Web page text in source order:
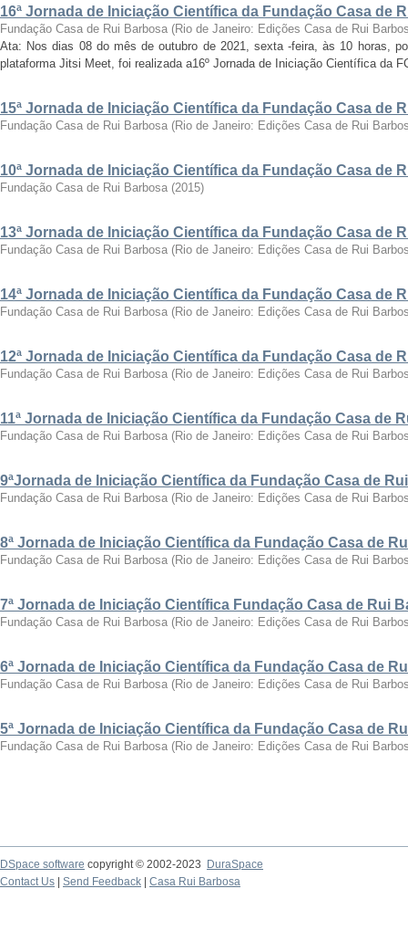
16ª Jornada de Iniciação Científica da Fundação Casa de
Fundação Casa de Rui Barbosa (Rio de Janeiro: Edições Casa de Rui
Ata: Nos dias 08 do mês de outubro de 2021, sexta -feira, às 10 horas,
plataforma Jitsi Meet, foi realizada a16º Jornada de Iniciação Científica da
15ª Jornada de Iniciação Científica da Fundação Casa de
Fundação Casa de Rui Barbosa (Rio de Janeiro: Edições Casa de Rui
10ª Jornada de Iniciação Científica da Fundação Casa de
Fundação Casa de Rui Barbosa (2015)
13ª Jornada de Iniciação Científica da Fundação Casa de
Fundação Casa de Rui Barbosa (Rio de Janeiro: Edições Casa de Rui
14ª Jornada de Iniciação Científica da Fundação Casa de
Fundação Casa de Rui Barbosa (Rio de Janeiro: Edições Casa de Rui
12ª Jornada de Iniciação Científica da Fundação Casa de
Fundação Casa de Rui Barbosa (Rio de Janeiro: Edições Casa de Rui
11ª Jornada de Iniciação Científica da Fundação Casa de
Fundação Casa de Rui Barbosa (Rio de Janeiro: Edições Casa de Rui
9ªJornada de Iniciação Científica da Fundação Casa de
Fundação Casa de Rui Barbosa (Rio de Janeiro: Edições Casa de Rui
8ª Jornada de Iniciação Científica da Fundação Casa de
Fundação Casa de Rui Barbosa (Rio de Janeiro: Edições Casa de Rui
7ª Jornada de Iniciação Científica Fundação Casa de Rui
Fundação Casa de Rui Barbosa (Rio de Janeiro: Edições Casa de Rui
6ª Jornada de Iniciação Científica da Fundação Casa de
Fundação Casa de Rui Barbosa (Rio de Janeiro: Edições Casa de Rui
5ª Jornada de Iniciação Científica da Fundação Casa de
Fundação Casa de Rui Barbosa (Rio de Janeiro: Edições Casa de Rui
DSpace software copyright © 2002-2023
DuraSpace
Contact Us
Send Feedback Casa Rui Barbosa